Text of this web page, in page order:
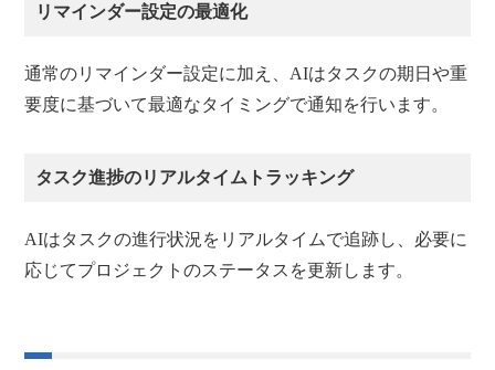
リマインダー設定の最適化
通常のリマインダー設定に加え、AIはタスクの期日や重
要度に基づいて最適なタイミングで通知を行います。
タスク進捗のリアルタイムトラッキング
AIはタスクの進行状況をリアルタイムで追跡し、必要に
応じてプロジェクトのステータスを更新します。